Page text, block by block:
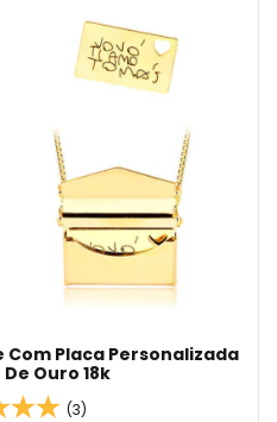
Com Placa Personalizada
Ouro 18k
(3)